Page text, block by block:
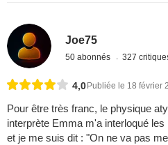
Joe75
50 abonnés 327
4,0 Publiée le 18 février
Pour être très franc, le physique
interprète Emma m'a interloqué
et je me suis dit : "On ne va pas